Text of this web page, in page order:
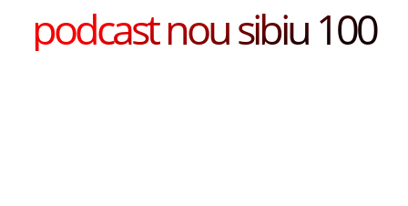
podcast nou sibiu 100